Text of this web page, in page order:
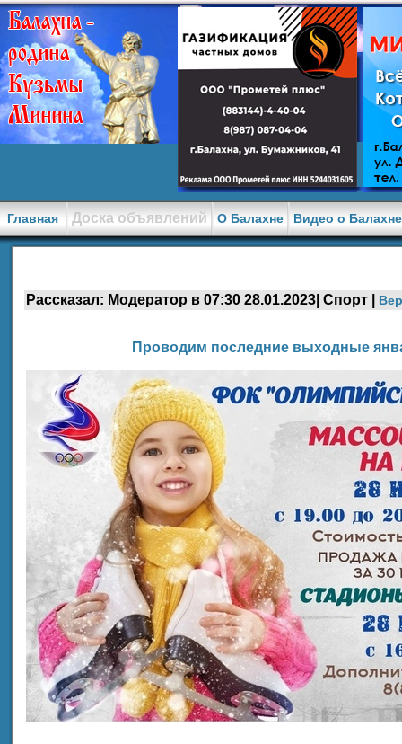
Главная Доска объявлений О Балахне Видео о
Рассказал: Модератор в 07:30 28.01.2023| Спорт |
Проводим последние выходные